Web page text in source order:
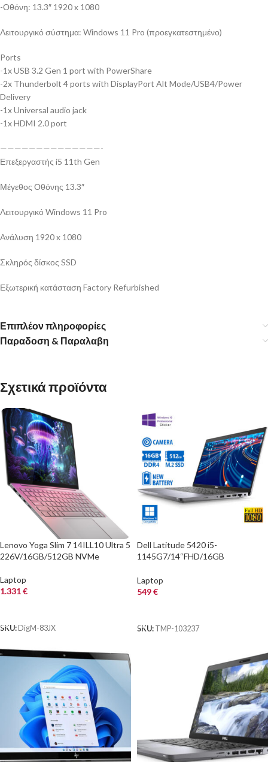
-Οθόνη: 13.3″ 1920 x 1080
Λειτουργικό σύστημα: Windows 11 Pro (προεγκατεστημένο)
Ports
-1x USB 3.2 Gen 1 port with PowerShare
-2x Thunderbolt 4 ports with DisplayPort Alt Mode/USB4/Power
Delivery
-1x Universal audio jack
-1x HDMI 2.0 port
——————————————-
Επεξεργαστής i5 11th Gen
Μέγεθος Οθόνης 13.3″
Λειτουργικό Windows 11 Pro
Ανάλυση 1920 x 1080
Σκληρός δίσκος SSD
Εξωτερική κατάσταση Factory Refurbished
Επιπλέον πληροφορίες
Παραδοση & Παραλαβη
Σχετικά προϊόντα
Lenovo Yoga Slim 7 14ILL10 Ultra 5
226V/16GB/512GB NVMe
Laptop
1.331€
SKU: DigM-83JX
Dell Latitude 5420 i5-
1145G7/14“FHD/16GB
ODD/Camera/New Battery/10P
Grade A R
Laptop
549€
SKU: TMP-103237